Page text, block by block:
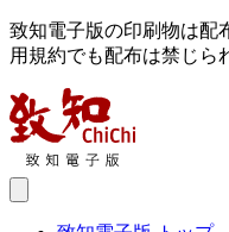
致知電子版の印刷物は配
用規約でも配布は禁じら